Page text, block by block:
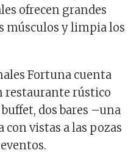
ofrecen grandes
músculos y limpia los
Fortuna cuenta
restaurante rústico
dos bares –una
vistas a las pozas